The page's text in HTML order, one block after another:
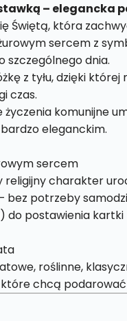
– elegancka
Świętą, która
sercem z
dnia.
z tyłu, dzięki
czas.
komunijne
eleganckim.
sercem
religijny charakter
bez potrzeby
do postawienia kartki
roślinne,
chcą